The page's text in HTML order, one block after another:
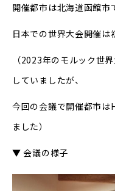
開催都市は北海道函館市
日本での世界大会開催は
（2023年のモルック世
していましたが、
今回の会議で開催都市
ました）
▼ 会議の様子